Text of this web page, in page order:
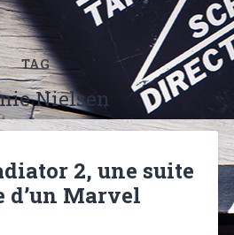
TAG
Nielsen
2, une suite
d’un Marvel